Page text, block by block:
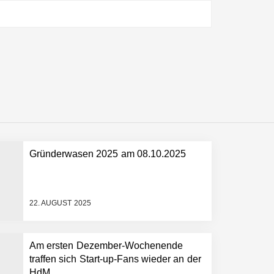
Gründerwasen 2025 am 08.10.2025
22. AUGUST 2025
Am ersten Dezember-Wochenende
traffen sich Start-up-Fans wieder an der
Entwicklungsprozesse